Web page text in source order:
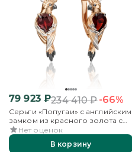
79 923₽234 410₽-66%
Серьги «Попугаи» с английским
замком из красного золота с
гранатом
Нет оценок
В корзину